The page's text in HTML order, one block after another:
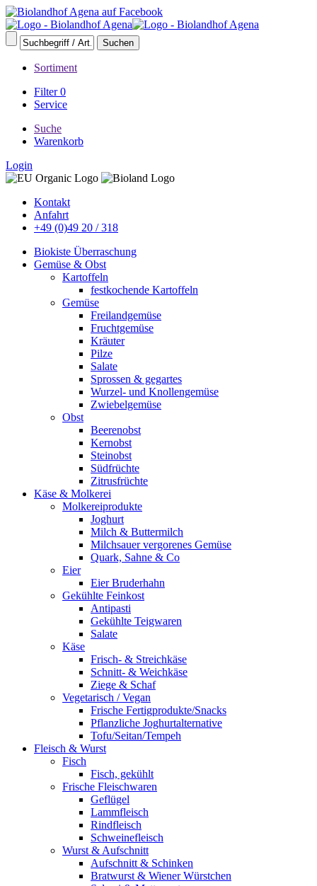
Sortiment
Filter 0
Service
Suche
Warenkorb
Login
Kontakt
Anfahrt
+49 (0)49 20 / 318
Biokiste Überraschung
Gemüse & Obst
Kartoffeln
festkochende Kartoffeln
Gemüse
Freilandgemüse
Fruchtgemüse
Kräuter
Pilze
Salate
Sprossen & gegartes
Wurzel- und Knollengemüse
Zwiebelgemüse
Obst
Beerenobst
Kernobst
Steinobst
Südfrüchte
Zitrusfrüchte
Käse & Molkerei
Molkereiprodukte
Joghurt
Milch & Buttermilch
Milchsauer vergorenes Gemüse
Quark, Sahne & Co
Eier
Eier Bruderhahn
Gekühlte Feinkost
Antipasti
Gekühlte Teigwaren
Salate
Käse
Frisch- & Streichkäse
Schnitt- & Weichkäse
Ziege & Schaf
Vegetarisch / Vegan
Frische Fertigprodukte/Snacks
Pflanzliche Joghurtalternative
Tofu/Seitan/Tempeh
Fleisch & Wurst
Fisch
Fisch, gekühlt
Frische Fleischwaren
Geflügel
Lammfleisch
Rindfleisch
Schweinefleisch
Wurst & Aufschnitt
Aufschnitt & Schinken
Bratwurst & Wiener Würstchen